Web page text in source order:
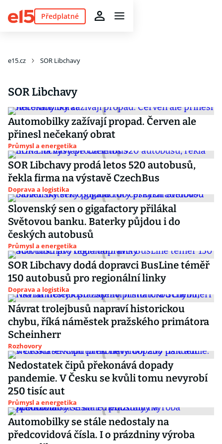
Předplatné
e15.cz SOR Libchavy
SOR Libchavy
Automobilky zažívají propad. Červen ale
přinesl nečekaný obrat
Průmysl a energetika
SOR Libchavy prodá letos 520 autobusů,
řekla firma na výstavě CzechBus
Doprava a logistika
Slovenský sen o gigafactory přilákal
Světovou banku. Baterky půjdou i do
českých autobusů
Průmysl a energetika
SOR Libchavy dodá dopravci BusLine téměř
150 autobusů pro regionální linky
Doprava a logistika
Návrat trolejbusů napraví historickou
chybu, říká náměstek pražského primátora
Scheinherr
Rozhovory
Nedostatek čipů překonává dopady
pandemie. V Česku se kvůli tomu nevyrobí
250 tisíc aut
Průmysl a energetika
Automobilky se stále nedostaly na
předcovidová čísla. I o prázdniny výroba